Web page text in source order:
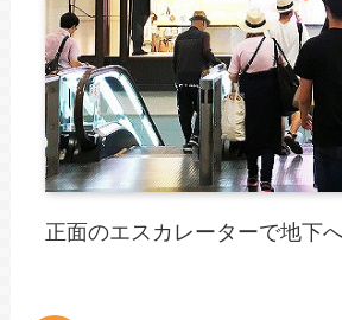
正面のエスカレーターで地下